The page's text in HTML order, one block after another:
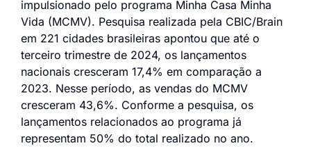
impulsionado pelo programa Minha Casa Minha
Vida (MCMV). Pesquisa realizada pela CBIC/Brain
em 221 cidades brasileiras apontou que até o
terceiro trimestre de 2024, os lançamentos
nacionais cresceram 17,4% em comparação a
2023. Nesse período, as vendas do MCMV
cresceram 43,6%. Conforme a pesquisa, os
lançamentos relacionados ao programa já
representam 50% do total realizado no ano.